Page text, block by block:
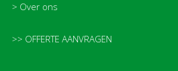
> Over ons
>> OFFERTE AANVRAGEN